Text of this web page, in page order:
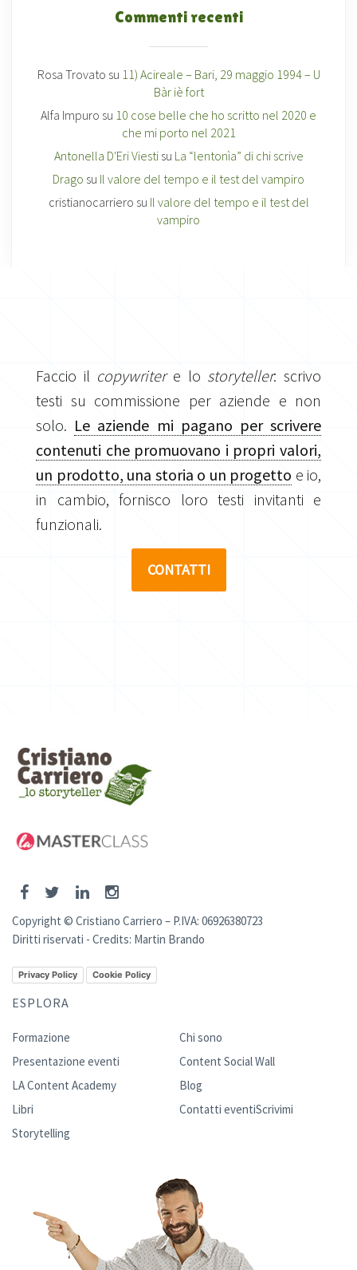
Commenti recenti
Rosa Trovato su 11) Acireale – Bari, 29 maggio 1994 – U
Bàr iè fort
Alfa Impuro su 10 cose belle che ho scritto nel 2020 e
che mi porto nel 2021
Antonella D'Eri Viestisu La “lentonìa” di chi scrive
Drago su Il valore del tempo e il test del vampiro
cristianocarriero su Il valore del tempo e il test del
vampiro
Faccio il copywritere lo storyteller: scrivo
testi su commissione per aziende e non
solo. Le aziende mi pagano per scrivere
contenuti che promuovano i propri valori,
un prodotto, una storia o un progetto e io,
in cambio, fornisco loro testi invitanti e
funzionali.
CONTATTI
Copyright © Cristiano Carriero – P.IVA: 06926380723
Diritti riservati - Credits: Martin Brando
Privacy Policy Cookie Policy
ESPLORA
Formazione
Presentazione eventi
LA Content Academy
Libri
Storytelling
Chi sono
Content Social Wall
Blog
Contatti eventiScrivimi